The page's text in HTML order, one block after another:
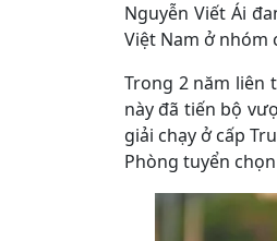
Nguyễn Viết Ái
Việt Nam ở nhóm
Trong 2 năm liên
này đã tiến bộ
giải chạy ở cấp
Phòng tuyển